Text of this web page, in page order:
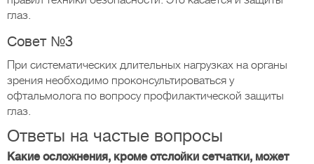
глаз.
Совет №3
При систематических длительных нагрузках на органы
зрения необходимо проконсультироваться у
офтальмолога по вопросу профилактической защиты
глаз.
Ответы на частые вопросы
Какие осложнения, кроме отслойки сетчатки, может